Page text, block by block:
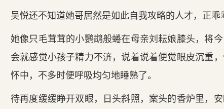
吴悦还不知道她哥居然是如此自我攻略的人才，正乖
她像只毛茸茸的小鹦鹉般蜷在母亲刘耘娘膝头，将
会就感觉小孩子精力不济，说着说着便觉眼皮沉重
怀中，不多时便呼吸均匀地睡熟了。
待再度缓缓睁开双眼，日头斜照，案头的香炉里，